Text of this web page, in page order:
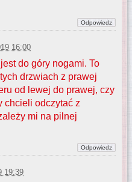
16:00
do góry nogami. To
drzwiach z prawej
od lewej do prawej, czy
chcieli odczytać z
mi na pilnej
19:39